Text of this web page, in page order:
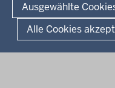
Ausgewählte
Alle Cookies
Fußzeile
Datenschutz Erklärung